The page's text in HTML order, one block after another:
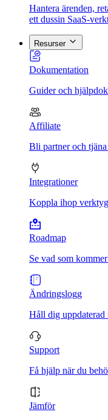
Hantera ärenden,
ett dussin SaaS-
Resurser
Dokumentation
Guider och
Affiliate
Bli partner och
Integrationer
Koppla ihop
Roadmap
Se vad som
Ändringslogg
Håll dig uppdaterad
Support
Få hjälp när du
Jämför